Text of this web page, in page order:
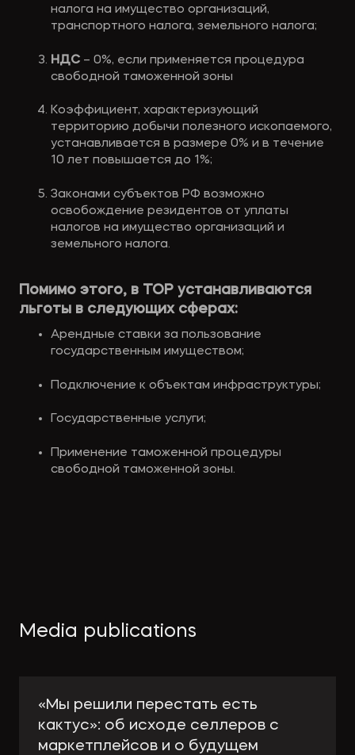
налога на имущество организаций,
транспортного налога, земельного налога;
НДС – 0%, если применяется процедура
свободной таможенной зоны
Коэффициент, характеризующий
территорию добычи полезного ископаемого,
устанавливается в размере 0% и в течение
10 лет повышается до 1%;
Законами субъектов РФ возможно
освобождение резидентов от уплаты
налогов на имущество организаций и
земельного налога.
Помимо этого, в ТОР устанавливаются
льготы в следующих сферах:
Арендные ставки за пользование
государственным имуществом;
Подключение к объектам инфраструктуры;
Государственные услуги;
Применение таможенной процедуры
свободной таможенной зоны.
Media publications
«Мы решили перестать есть
кактус»: об исходе селлеров с
маркетплейсов и о будущем